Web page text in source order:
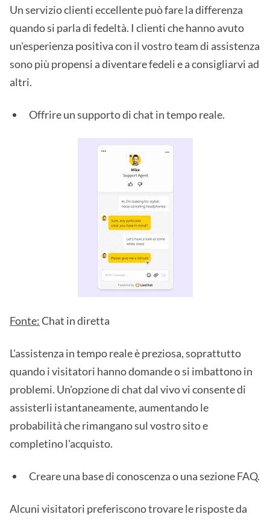
Un servizio clienti eccellente può fare la differenza
quando si parla di fedeltà. I clienti che hanno avuto
un'esperienza positiva con il vostro team di assistenza
sono più propensi a diventare fedeli e a consigliarvi ad
altri.
Offrire un supporto di chat in tempo reale.
Fonte:Chat in diretta
L'assistenza in tempo reale è preziosa, soprattutto
quando i visitatori hanno domande o si imbattono in
problemi. Un'opzione di chat dal vivo vi consente di
assisterli istantaneamente, aumentando le
probabilità che rimangano sul vostro sito e
completino l'acquisto.
Creare una base di conoscenza o una sezione FAQ.
Alcuni visitatori preferiscono trovare le risposte da